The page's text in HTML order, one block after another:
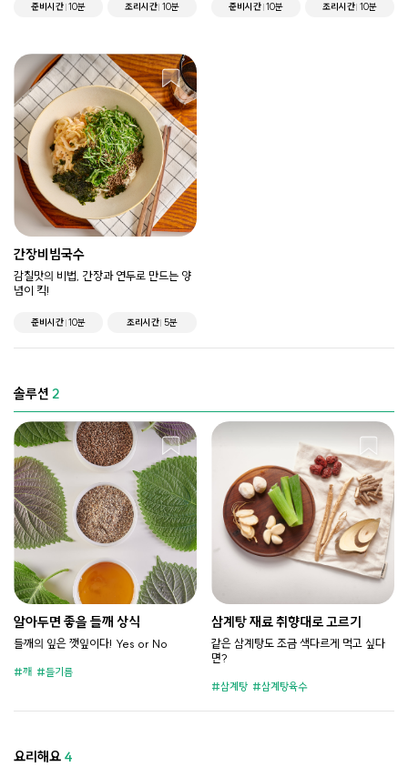
준비시간 10분 조리시간 10분 준비시간 10분 조리시간 10분
간장비빔국수
감칠맛의 비법, 간장과 연두로 만드는 양
념이 킥!
준비시간 10분 조리시간 5분
솔루션 2
알아두면 좋을 들깨 상식
들깨의 잎은 깻잎이다! Yes or No
깨 들기름
삼계탕 재료 취향대로 고르기
같은 삼계탕도 조금 색다르게 먹고 싶다
면?
삼계탕 삼계탕육수
요리해요 4